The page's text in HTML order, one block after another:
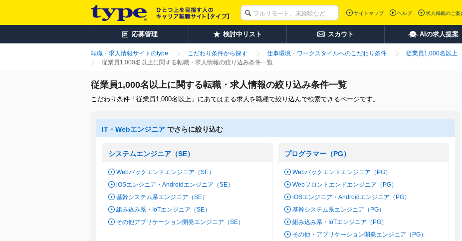
サイトマップ ヘルプ 求人掲載のご案
応募管理 検討中リスト スカウト AIの求人提案
転職・求人情報サイトのtype こだわり条件から探す 仕事環境・ワークスタイルへのこだわり条件
従業員1,000名以上
従業員1,000名以上に関する転職・求人情報の絞り込み条件一覧
従業員1,000名以上に関する転職・求人情報の絞り込み条件一覧
こだわり条件「従業員1,000名以上」にあてはまる求人を職種で絞り込んで検索できるページです。
IT・Webエンジニア でさらに絞り込む
システムエンジニア（SE）
Webバックエンドエンジニア（SE）
iOSエンジニア・Androidエンジニア（SE）
基幹システム系エンジニア（SE）
組み込み系・IoTエンジニア（SE）
その他アプリケーション開発エンジニア（SE）
プログラマー（PG）
Webバックエンドエンジニア（PG）
Webフロントエンドエンジニア（PG）
iOSエンジニア・Androidエンジニア（PG）
基幹システム系エンジニア（PG）
組み込み系・IoTエンジニア（PG）
その他・アプリケーション開発エンジニア（PG）